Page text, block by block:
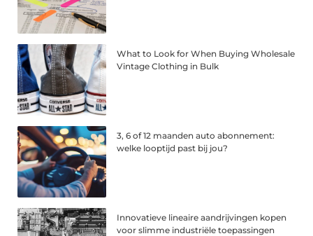
What to Look for When Buying Wholesale
Vintage Clothing in Bulk
3, 6 of 12 maanden auto abonnement:
welke looptijd past bij jou?
Innovatieve lineaire aandrijvingen kopen
voor slimme industriële toepassingen